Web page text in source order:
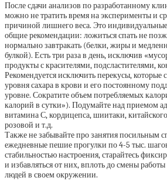
После сдачи анализов по разработанному
можно не тратить время на эксперименты и
причиной лишнего веса. Это индивидуальные
общие рекомендации: ложиться спать не
нормально завтракать (белки, жиры и
булкой). Есть три раза в день, исключив
продукты с красителями, подсластителями,
Рекомендуется исключить перекусы,
уровня сахара в крови и его постоянному
уровне. Сократите объем потребляемых
калорий в сутки»). Подумайте над приемом
витамина С, кордицепса, шиитаки,
розовой и т.д.
Также не забывайте про занятия посильным
ежедневные пешие прогулки по 4-5 тыс.
стабильностью настроения, старайтесь
и избавляться от них, вплоть до смены
людей в своем окружении.